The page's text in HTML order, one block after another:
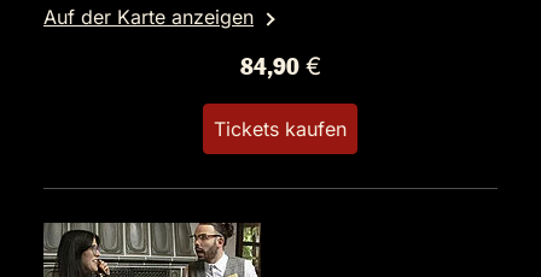
Auf der Karte anzeigen
84,90 €
Tickets kaufen